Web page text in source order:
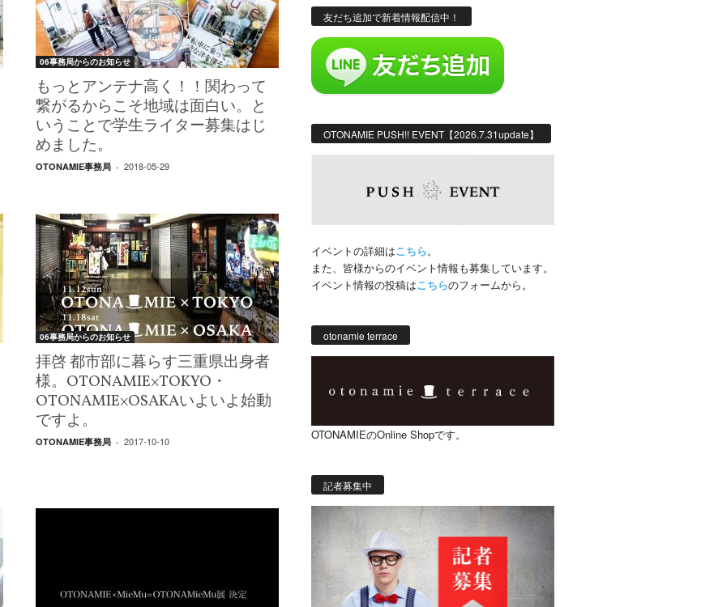
06事務局からのお知らせ
もっとアンテナ高く！！関わって
繋がるからこそ地域は面白い。と
いうことで学生ライター募集はじ
めました。
OTONAMIE事務局 - 2018-05-29
06事務局からのお知らせ
拝啓 都市部に暮らす三重県出身者
様。OTONAMIE×TOKYO・
OTONAMIE×OSAKAいよいよ始動
ですよ。
OTONAMIE事務局 - 2017-10-10
友だち追加で新着情報配信中！
OTONAMIE PUSH!! EVENT【2026.7.31update】
イベントの詳細はこちら。
また、皆様からのイベント情報も募集しています。
イベント情報の投稿はこちらのフォームから。
otonamie terrace
OTONAMIEのOnline Shopです。
記者募集中